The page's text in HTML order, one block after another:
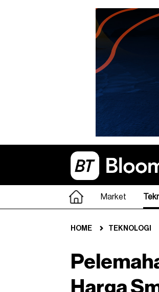
Market
HOME TEKNOLOGI
Harga